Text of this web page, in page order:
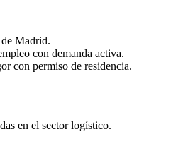
Madrid.
con demanda activa.
con permiso de residencia.
en el sector logístico.